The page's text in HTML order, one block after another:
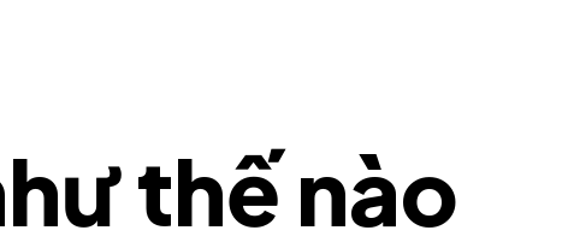
thế nào